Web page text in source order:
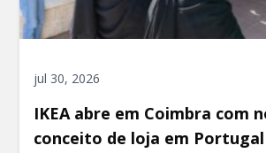
jul 30, 2026
IKEA abre em Coimbra com
conceito de loja em Portugal